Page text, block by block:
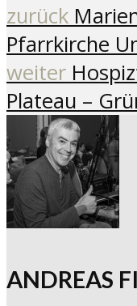
zurück
Pfarrkirche
weiter
Plateau –
ANDREAS